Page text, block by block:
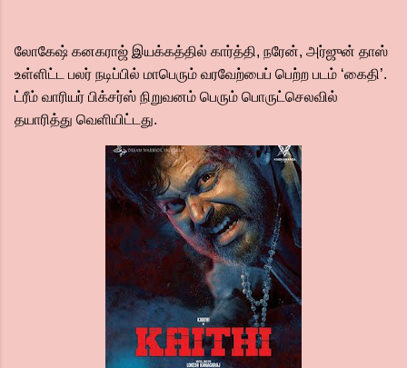
லோகேஷ் கனகராஜ் இயக்கத்தில் கார்த்தி, நரேன், அர்ஜுன் தாஸ்
உள்ளிட்ட பலர் நடிப்பில் மாபெரும் வரவேற்பைப் பெற்ற படம் ‘கைதி’.
ட்ரீம் வாரியர் பிக்சர்ஸ் நிறுவனம் பெரும் பொருட்செலவில்
தயாரித்து வெளியிட்டது.